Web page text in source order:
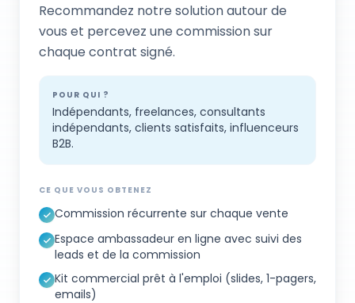
Recommandez notre solution autour de
vous et percevez une commission sur
chaque contrat signé.
POUR QUI ?
Indépendants, freelances, consultants
indépendants, clients satisfaits, influenceurs
B2B.
CE QUE VOUS OBTENEZ
Commission récurrente sur chaque vente
Espace ambassadeur en ligne avec suivi des
leads et de la commission
Kit commercial prêt à l'emploi (slides, 1-pagers,
emails)